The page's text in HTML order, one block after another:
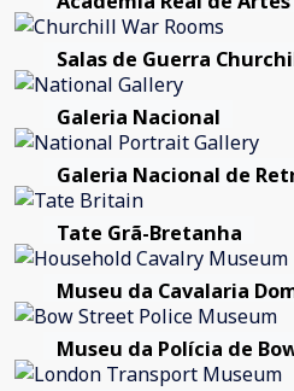
Salas de Guerra
Galeria Nacional
Galeria Nacional de
Tate Grã-Bretanha
Museu da Cavalaria
Museu da Polícia de